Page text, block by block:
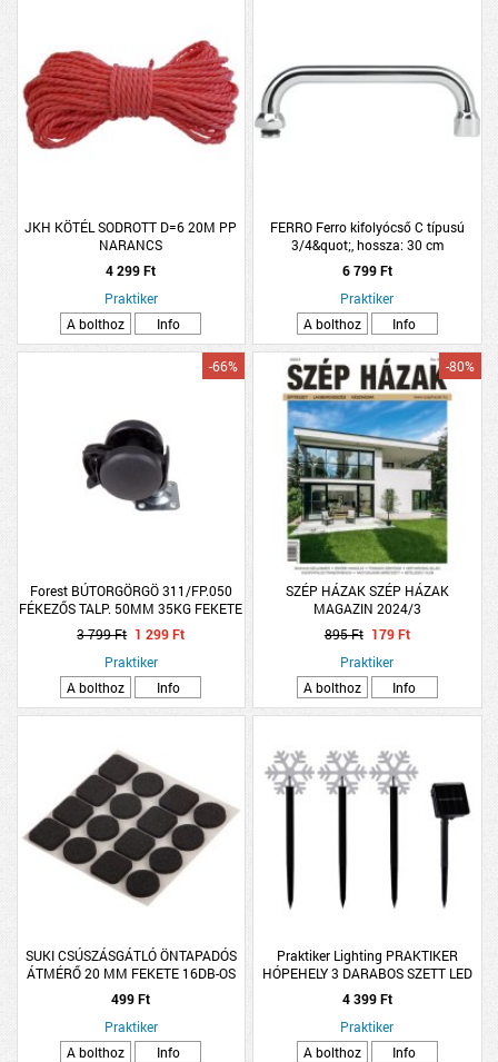
JKH KÖTÉL SODROTT D=6 20M PP
NARANCS
4 299 Ft
Praktiker
A bolthoz
Info
FERRO Ferro kifolyócső C típusú
3/4&quot;, hossza: 30 cm
6 799 Ft
Praktiker
A bolthoz
Info
Forest BÚTORGÖRGÖ 311/FP.050
FÉKEZŐS TALP. 50MM 35KG FEKETE
FÉM-MÜANYAG
-66%
3 799 Ft 1 299 Ft
Praktiker
A bolthoz
Info
SZÉP HÁZAK SZÉP HÁZAK
MAGAZIN 2024/3
-80%
895 Ft 179 Ft
Praktiker
A bolthoz
Info
SUKI CSÚSZÁSGÁTLÓ ÖNTAPADÓS
ÁTMÉRŐ 20 MM FEKETE 16DB-OS
499 Ft
Praktiker
A bolthoz
Info
Praktiker Lighting PRAKTIKER
HÓPEHELY 3 DARABOS SZETT LED
KARÁCSONYI SZOLÁR IP44
LESZÚRHATÓ 40CM ÁTLÁTSZÓ
4 399 Ft
Praktiker
A bolthoz
Info